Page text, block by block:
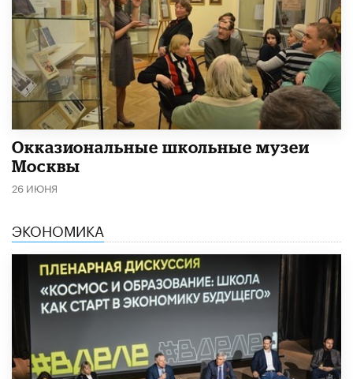
​Окказиональные школьные музеи
Москвы
26 ИЮНЯ
ЭКОНОМИКА